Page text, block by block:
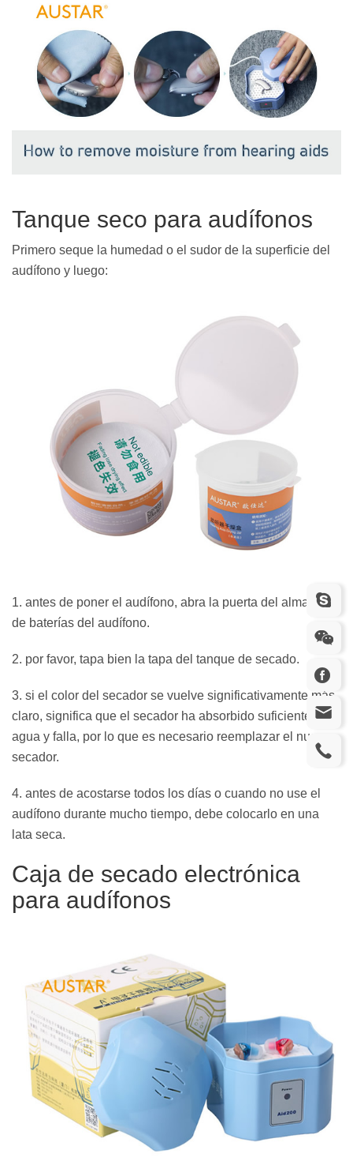
Tanque seco para audífonos
Primero seque la humedad o el sudor de la superficie del
audífono y luego:
1. antes de poner el audífono, abra la puerta del almacén
de baterías del audífono.
2. por favor, tapa bien la tapa del tanque de secado.
3. si el color del secador se vuelve significativamente más
claro, significa que el secador ha absorbido suficiente
agua y falla, por lo que es necesario reemplazar el nuevo
secador.
4. antes de acostarse todos los días o cuando no use el
audífono durante mucho tiempo, debe colocarlo en una
lata seca.
Caja de secado electrónica
para audífonos